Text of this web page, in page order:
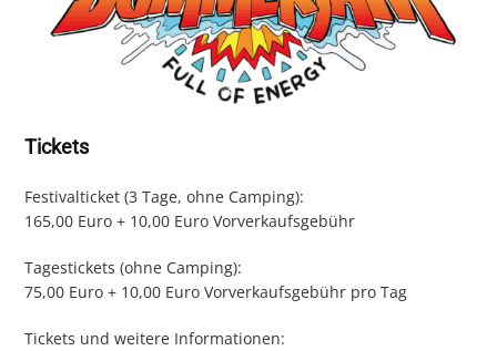
Tickets
Festivalticket (3 Tage, ohne Camping):
165,00 Euro + 10,00 Euro Vorverkaufsgebühr
Tagestickets (ohne Camping):
75,00 Euro + 10,00 Euro Vorverkaufsgebühr pro Tag
Tickets und weitere Informationen: